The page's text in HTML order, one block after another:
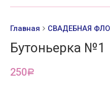
Главная СВАДЕБНАЯ
Бутоньерка №1
250Р